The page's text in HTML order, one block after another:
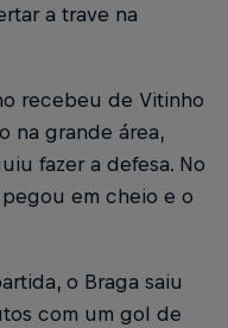
a trave na
recebeu de Vitinho
na grande área,
fazer a defesa. No
em cheio e o
o Braga saiu
com um gol de